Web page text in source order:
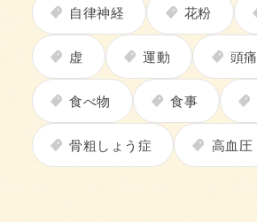
自律神経 花粉
虚 運動 頭痛
食べ物 食事
骨粗しょう症 高血圧